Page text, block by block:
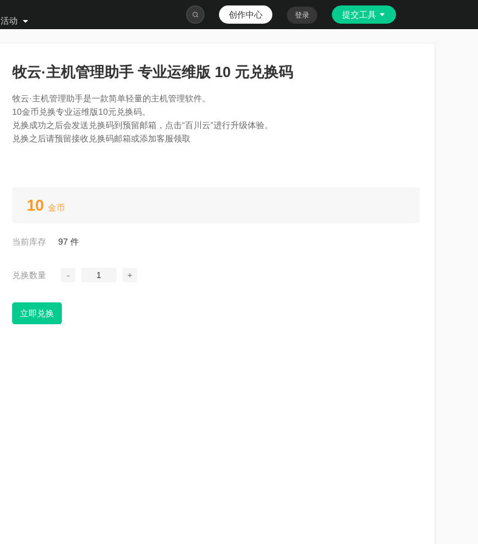
活动
创作中心 登录 提交工具
牧云·主机管理助手 专业运维版 10 元兑换码
牧云·主机管理助手是一款简单轻量的主机管理软件。
10金币兑换专业运维版10元兑换码。
兑换成功之后会发送兑换码到预留邮箱，点击“百川云”进行升级体验。
兑换之后请预留接收兑换码邮箱或添加客服领取
10 金币
当前库存 97 件
兑换数量 - 1 +
立即兑换